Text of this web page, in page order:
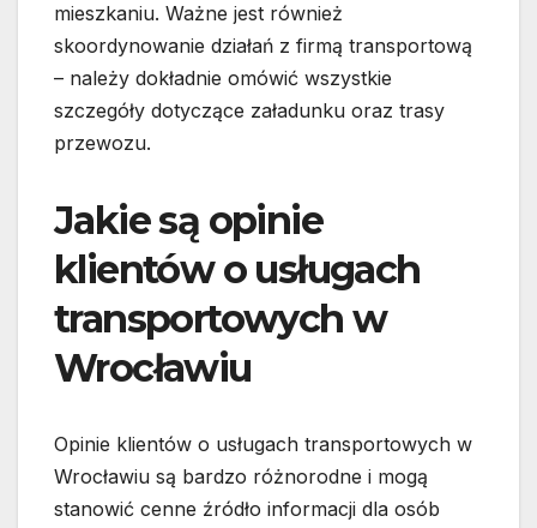
mieszkaniu. Ważne jest również
skoordynowanie działań z firmą transportową
– należy dokładnie omówić wszystkie
szczegóły dotyczące załadunku oraz trasy
przewozu.
Jakie są opinie
klientów o usługach
transportowych w
Wrocławiu
Opinie klientów o usługach transportowych w
Wrocławiu są bardzo różnorodne i mogą
stanowić cenne źródło informacji dla osób